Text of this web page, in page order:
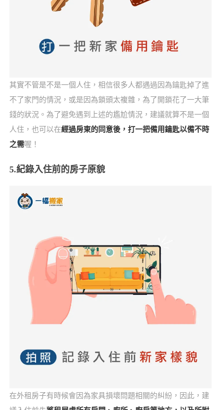
其實不管是不是一個人住，相信很多人都遇過因為鑰匙掉了進
不了家門的情況，或是因為鎖頭太複雜，為了開鎖花了一大筆
錢的狀況。為了避免遇到上述的尷尬情況，建議就算不是一個
人住，也可以在經過房東的同意後，打一把備用鑰匙以備不時
之需喔！
5.紀錄入住前的房子原貌
在外租房子有時候會因為家具損壞問題相關的糾紛，因此，建